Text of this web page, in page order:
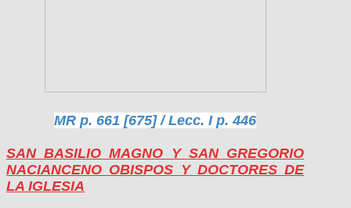
MR p. 661 [675] / Lecc. I p. 446
SAN BASILIO MAGNO Y SAN GREGORIO
NACIANCENO OBISPOS Y DOCTORES DE
LA IGLESIA